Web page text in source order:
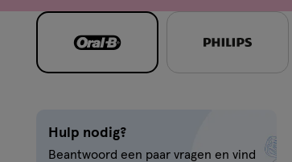
footer
filters
Hulp nodig?
Beantwoord een paar vragen en vind